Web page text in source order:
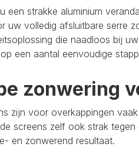
een strakke aluminium
uw volledig afsluitbare serre
die naadloos bij
een aantal eenvoudige
zonwering
zijn voor overkappingen
screens zelf ook strak
en zonwerend resultaat.